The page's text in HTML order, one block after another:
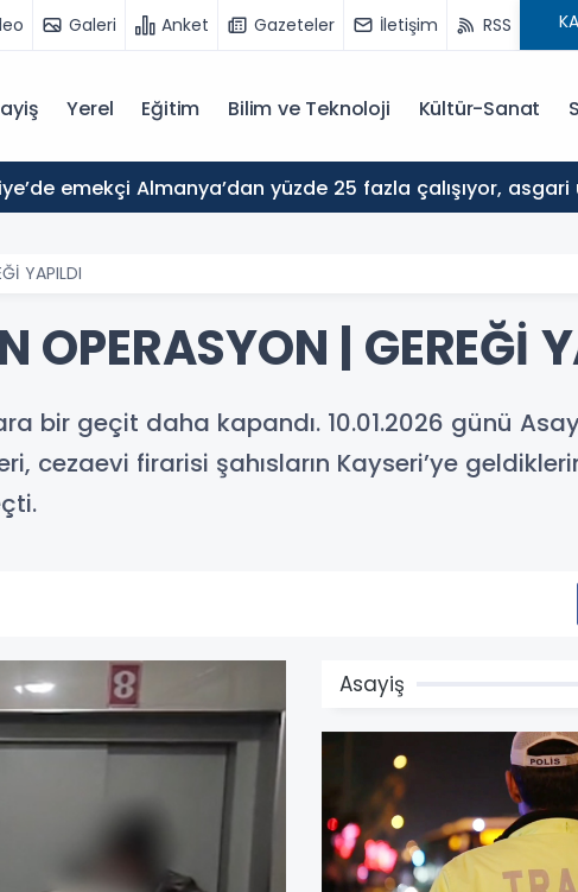
Galeri Anket Gazeteler İletişim RSS
Yerel Eğitim Bilim ve Teknoloji Kültür-Sanat
YAPILDI
OPERASYON | GEREĞİ
bir geçit daha kapandı. 10.01.2026 günü
cezaevi firarisi şahısların Kayseri’ye
Asayiş